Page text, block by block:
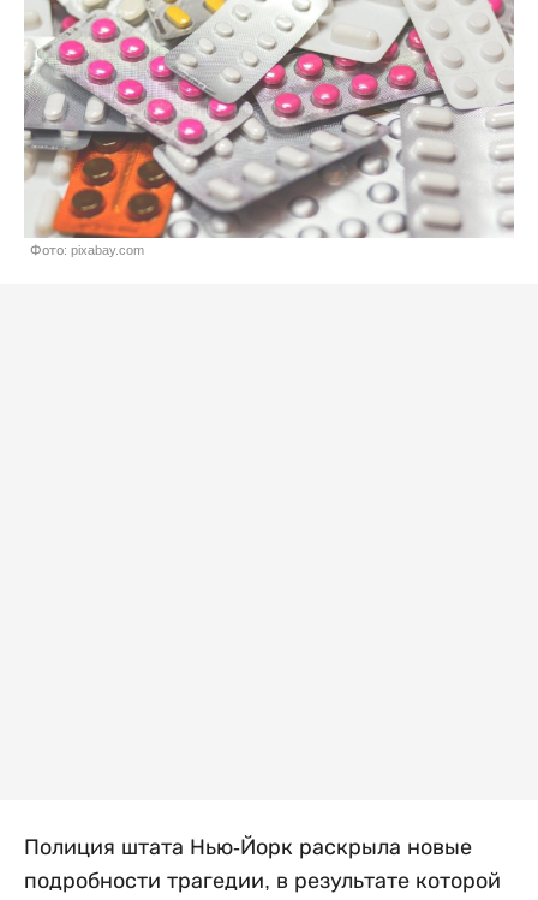
Фото: pixabay.com
Полиция штата Нью-Йорк раскрыла новые
подробности трагедии, в результате которой